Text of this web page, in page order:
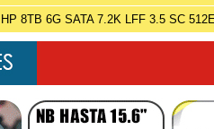
8TB 6G SATA 7.2K LFF 3.5 SC